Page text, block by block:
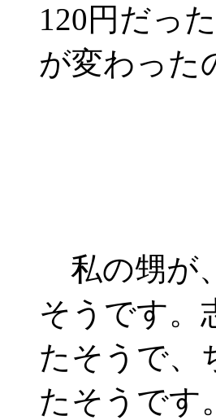
120円だっ
が変わった
私の甥が
そうです。
たそうで、
たそうです